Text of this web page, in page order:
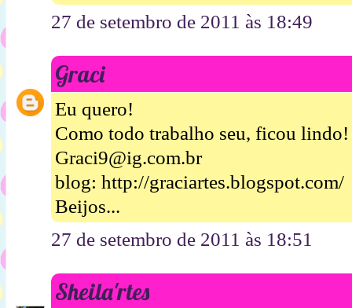
27 de setembro de 2011 às 18:49
Graci
Eu quero!
Como todo trabalho seu, ficou lindo!
Graci9@ig.com.br
blog: http://graciartes.blogspot.com/
Beijos...
27 de setembro de 2011 às 18:51
Sheila'rtes